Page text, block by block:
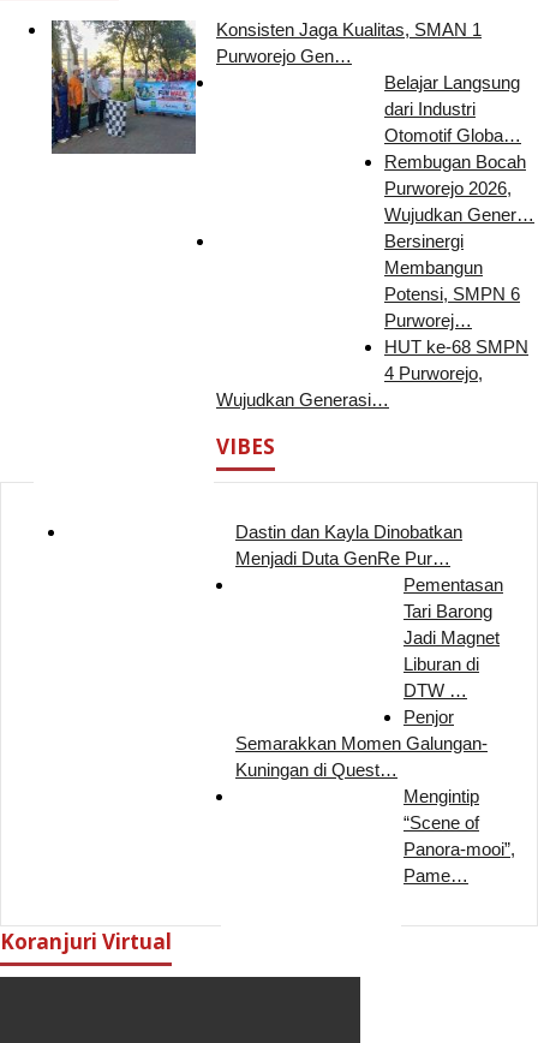
Konsisten Jaga Kualitas, SMAN 1
Purworejo Gen…
Belajar Langsung
dari Industri
Otomotif Globa…
Rembugan Bocah
Purworejo 2026,
Wujudkan Gener…
Bersinergi
Membangun
Potensi, SMPN 6
Purworej…
HUT ke-68 SMPN
4 Purworejo,
Wujudkan Generasi…
VIBES
Dastin dan Kayla Dinobatkan
Menjadi Duta GenRe Pur…
Pementasan
Tari Barong
Jadi Magnet
Liburan di
DTW …
Penjor
Semarakkan Momen Galungan-
Kuningan di Quest…
Mengintip
“Scene of
Panora-mooi”,
Pame…
Koranjuri Virtual